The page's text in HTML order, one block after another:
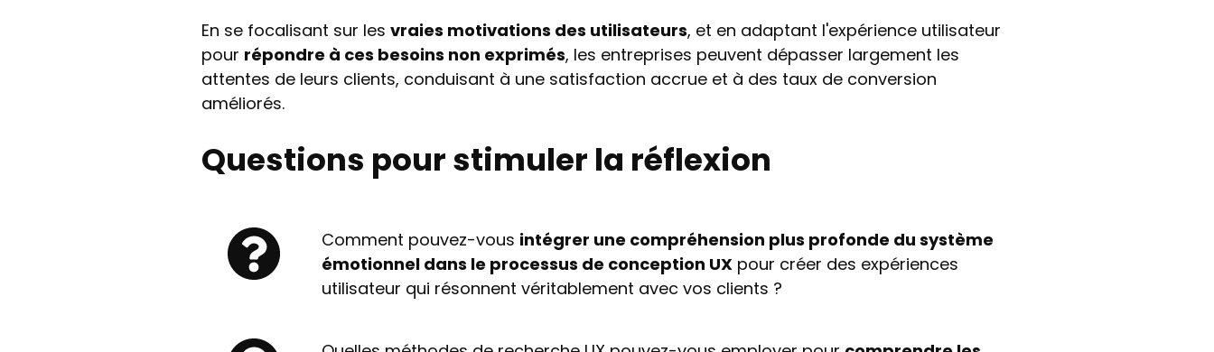
En se focalisant sur les vraies motivations des utilisateurs, et en adaptant l'expérience utilisateur
pour répondre à ces besoins non exprimés, les entreprises peuvent dépasser largement les
attentes de leurs clients, conduisant à une satisfaction accrue et à des taux de conversion
améliorés.
Questions pour stimuler la réflexion
Comment pouvez-vous intégrer une compréhension plus profonde du système
émotionnel dans le processus de conception UXpour créer des expériences
utilisateur qui résonnent véritablement avec vos clients ?